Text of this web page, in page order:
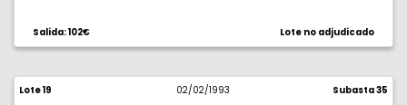
karosti. 2,15 g. EBC-.
Salida: 102€ Lote no adjudicado
Lote 19 02/02/1993 Subasta 35